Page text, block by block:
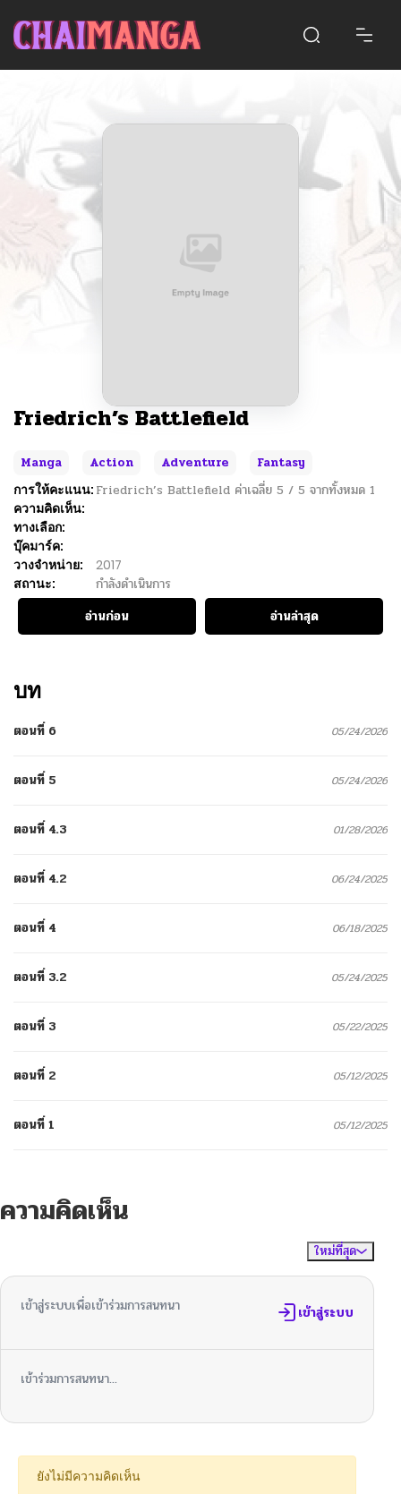
Friedrich’s Battlefield
Manga Action Adventure
Fantasy
การให้คะแนน: Friedrich’s Battlefield ค่าเฉลี่ย 5 / 5 จากทั้งหมด 1
ความคิดเห็น:
ทางเลือก:
บุ๊คมาร์ค:
วางจำหน่าย:
2017
สถานะ:
กำลังดำเนินการ
อ่านก่อน
อ่านล่าสุด
บท
ตอนที่ 6 05/24/2026
ตอนที่ 5 05/24/2026
ตอนที่ 4.3 01/28/2026
ตอนที่ 4.2 06/24/2025
ตอนที่ 4 06/18/2025
ตอนที่ 3.2 05/24/2025
ตอนที่ 3 05/22/2025
ตอนที่ 2 05/12/2025
ตอนที่ 1 05/12/2025
ความคิดเห็น
ใหม่ที่สุด
เข้าสู่ระบบเพื่อเข้าร่วมการสนทนา เข้าสู่ระบบ
เข้าร่วมการสนทนา...
ยังไม่มีความคิดเห็น